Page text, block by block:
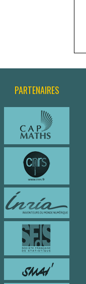
PARTENAIRES